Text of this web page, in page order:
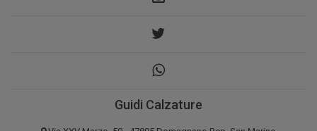
Guidi Calzature